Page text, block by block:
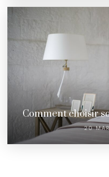
Comment choisir
20